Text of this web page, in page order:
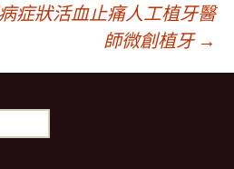
症狀活血止痛人工植牙醫
師微創植牙 →